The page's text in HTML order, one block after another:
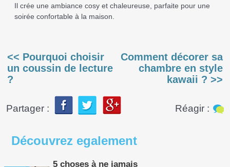
Il crée une ambiance cosy et chaleureuse, parfaite pour une
soirée confortable à la maison.
<< Pourquoi choisir
un coussin de lecture
?
Comment décorer sa
chambre en style
kawaii ? >>
Partager : Réagir :
Découvrez egalement
5 choses à ne jamais